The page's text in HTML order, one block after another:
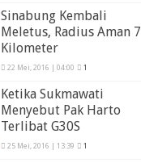
Sinabung Kembali
Meletus, Radius Aman 7
Kilometer
22 Mei, 2016 | 04:00 1
Ketika Sukmawati
Menyebut Pak Harto
Terlibat G30S
25 Mei, 2016 | 13:39 1